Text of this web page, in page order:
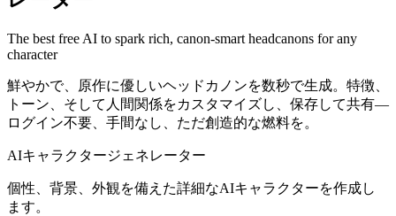
The best free AI to spark rich, canon-smart headcanons for any
character
鮮やかで、原作に優しいヘッドカノンを数秒で生成。特徴、
トーン、そして人間関係をカスタマイズし、保存して共有—
ログイン不要、手間なし、ただ創造的な燃料を。
AIキャラクタージェネレーター
個性、背景、外観を備えた詳細なAIキャラクターを作成し
ます。